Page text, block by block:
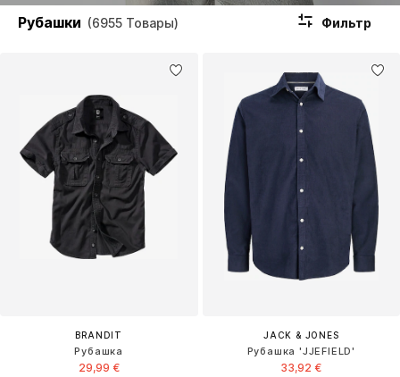
Рубашки (6955 Товары) Фильтр
BRANDIT
Рубашка
29,99 €
JACK & JONES
Рубашка 'JJEFIELD'
33,92 €